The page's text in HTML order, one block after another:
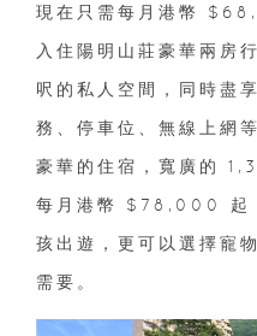
現在只需每月港幣
入住陽明山莊豪華兩房
呎的私人空間，同時盡
務、停車位、無線上網
豪華的住宿，寬廣的
每月港幣 $78,000 起
孩出遊，更可以選擇寵
需要。